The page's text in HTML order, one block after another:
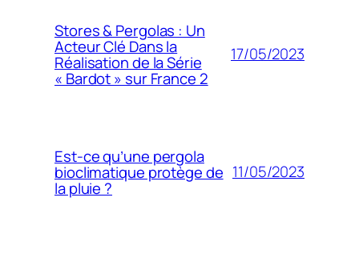
Stores & Pergolas : Un
Acteur Clé Dans la
Réalisation de la Série
« Bardot » sur France 2
17/05/2023
Est-ce qu’une pergola
bioclimatique protège de
la pluie ?
11/05/2023